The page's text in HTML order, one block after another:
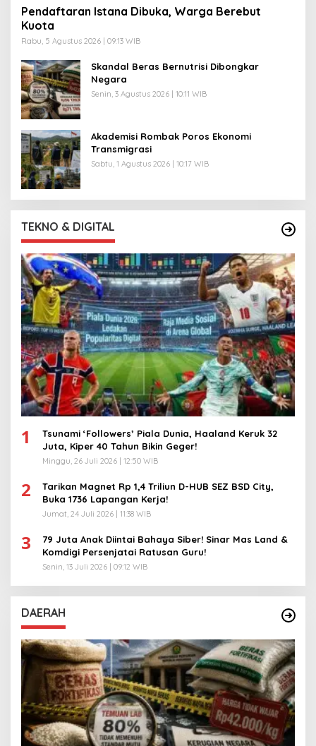
Pendaftaran Istana Dibuka, Warga Berebut
Kuota
Rabu, 5 Agustus 2026 | 09:13 WIB
Skandal Beras Bernutrisi Dibongkar
Negara
Senin, 3 Agustus 2026 | 10:11 WIB
Akademisi Rombak Poros Ekonomi
Transmigrasi
Sabtu, 1 Agustus 2026 | 10:17 WIB
TEKNO & DIGITAL
1
Tsunami ‘Followers’ Piala Dunia, Haaland Keruk 32
Juta, Kiper 40 Tahun Bikin Geger!
Minggu, 26 Juli 2026 | 12:50 WIB
2
Tarikan Magnet Rp 1,4 Triliun D-HUB SEZ BSD City,
Buka 1736 Lapangan Kerja!
Jumat, 24 Juli 2026 | 11:38 WIB
3
79 Juta Anak Diintai Bahaya Siber! Sinar Mas Land &
Komdigi Persenjatai Ratusan Guru!
Senin, 13 Juli 2026 | 09:12 WIB
DAERAH